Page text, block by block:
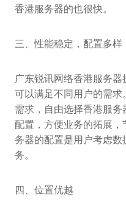
香港服务器的也很快。
三、性能稳定，配置多样
广东锐讯网络香港服务器
可以满足不同用户的需
需求，自由选择香港服
配置，方便业务的拓展
务器的配置是用户考虑
务。
四、位置优越